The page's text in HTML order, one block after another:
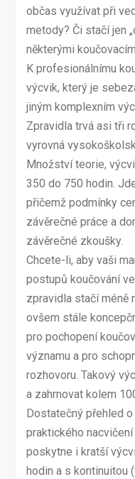
občas využívat při
metody? Či stačí jen
některými
K profesionálnímu
výcvik, který je
jiným komplexním
Zpravidla trvá asi tři
vyrovná
Množství teorie,
350 do 750 hodin.
přičemž podmínky
závěrečné práce a
závěrečné zkoušky.
Chcete-li, aby vaši
postupů koučování
zpravidla stačí méně
ovšem stále
pro pochopení
významu a pro
rozhovoru. Takový
a zahrnovat kolem
Dostatečný přehled
praktického
poskytne i kratší
hodin a s kontinuitou